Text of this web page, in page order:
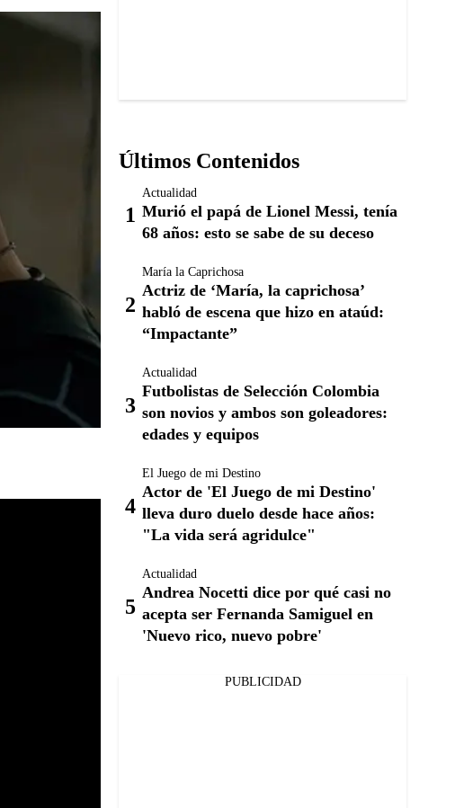
Últimos Contenidos
Actualidad
Murió el papá de Lionel Messi, tenía
68 años: esto se sabe de su deceso
María la Caprichosa
Actriz de ‘María, la caprichosa’
habló de escena que hizo en ataúd:
“Impactante”
Actualidad
Futbolistas de Selección Colombia
son novios y ambos son goleadores:
edades y equipos
El Juego de mi Destino
Actor de 'El Juego de mi Destino'
lleva duro duelo desde hace años:
"La vida será agridulce"
Actualidad
Andrea Nocetti dice por qué casi no
acepta ser Fernanda Samiguel en
'Nuevo rico, nuevo pobre'
PUBLICIDAD